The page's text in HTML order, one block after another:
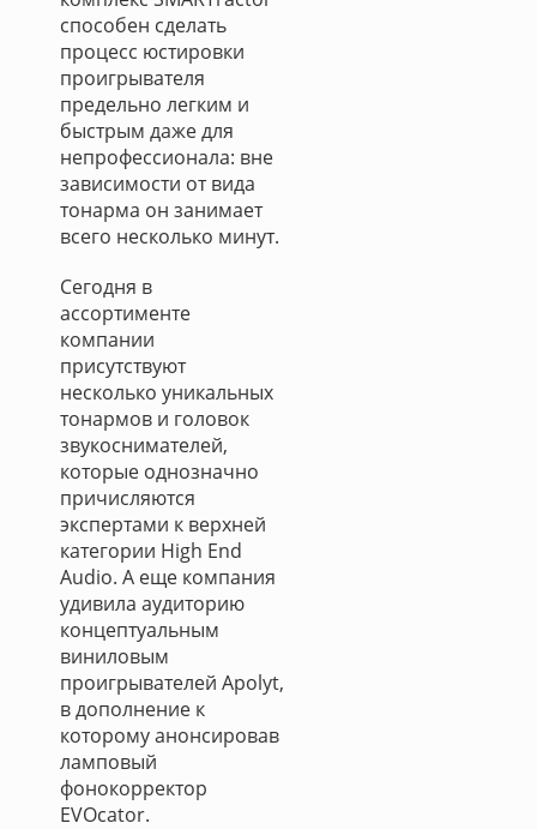
способен сделать
процесс юстировки
проигрывателя
предельно легким и
быстрым даже для
непрофессионала: вне
зависимости от вида
тонарма он занимает
всего несколько минут.
Сегодня в
ассортименте
компании
присутствуют
несколько уникальных
тонармов и головок
звукоснимателей,
которые однозначно
причисляются
экспертами к верхней
категории High End
Audio. А еще компания
удивила аудиторию
концептуальным
виниловым
проигрывателей Apolyt,
в дополнение к
которому анонсировав
ламповый
фонокорректор
EVOcator.